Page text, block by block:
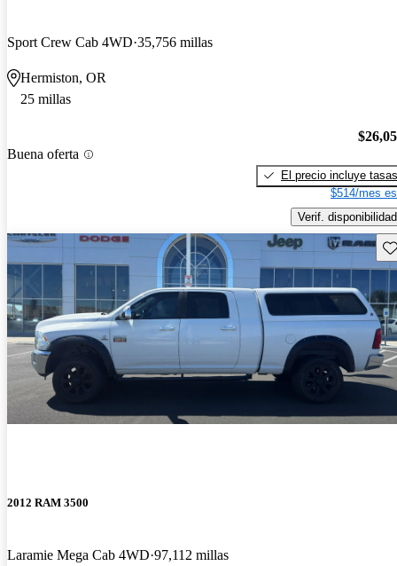
Sport Crew Cab 4WD 35,756 millas
Hermiston, OR
25 millas
Buena oferta
El precio incluye tasas
$514/mes
Verif. disponibilidad
2012 RAM 3500
Laramie Mega Cab 4WD 97,112 millas